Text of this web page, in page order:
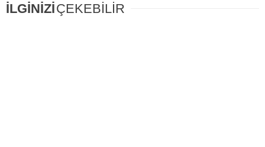
İLGİNİZİÇEKEBİLİR